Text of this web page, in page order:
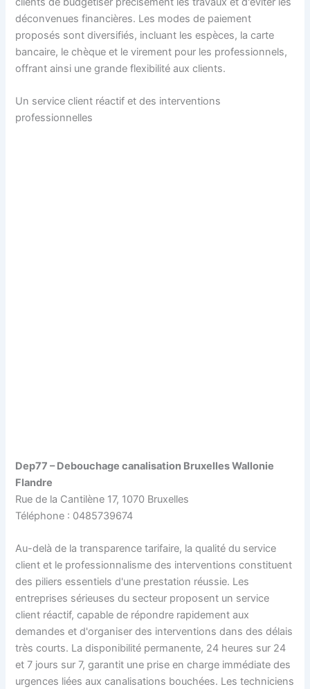
déconvenues financières. Les modes de paiement
proposés sont diversifiés, incluant les espèces, la carte
bancaire, le chèque et le virement pour les professionnels,
offrant ainsi une grande flexibilité aux clients.
Un service client réactif et des interventions
professionnelles
Dep77 – Debouchage canalisation Bruxelles Wallonie
Flandre
Rue de la Cantilène 17, 1070 Bruxelles
Téléphone : 0485739674
Au-delà de la transparence tarifaire, la qualité du service
client et le professionnalisme des interventions constituent
des piliers essentiels d'une prestation réussie. Les
entreprises sérieuses du secteur proposent un service
client réactif, capable de répondre rapidement aux
demandes et d'organiser des interventions dans des délais
très courts. La disponibilité permanente, 24 heures sur 24
et 7 jours sur 7, garantit une prise en charge immédiate des
urgences liées aux canalisations bouchées. Les techniciens